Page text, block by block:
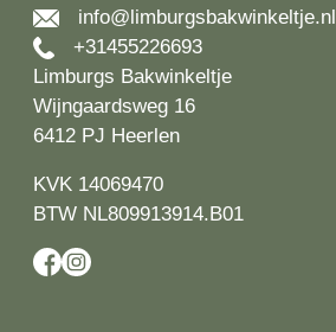
info@limburgsbakwinkeltje.nl
+31455226693
Limburgs Bakwinkeltje
Wijngaardsweg 16
6412 PJ Heerlen
KVK 14069470
BTW NL809913914.B01